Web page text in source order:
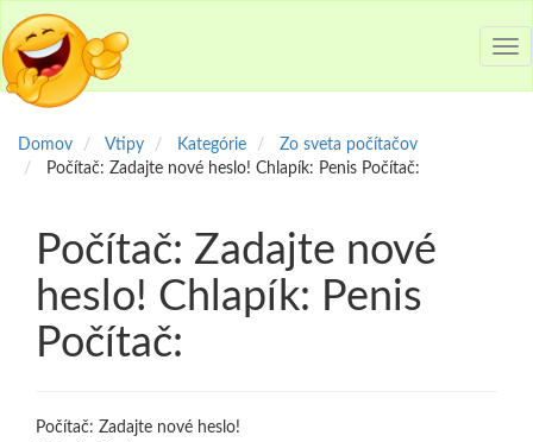
Domov Vtipy Kategórie
Zo sveta počítačov
Počítač: Zadajte nové heslo! Chlapík: Penis Počítač:
Počítač: Zadajte nové
heslo! Chlapík: Penis
Počítač:
Počítač: Zadajte nové heslo!